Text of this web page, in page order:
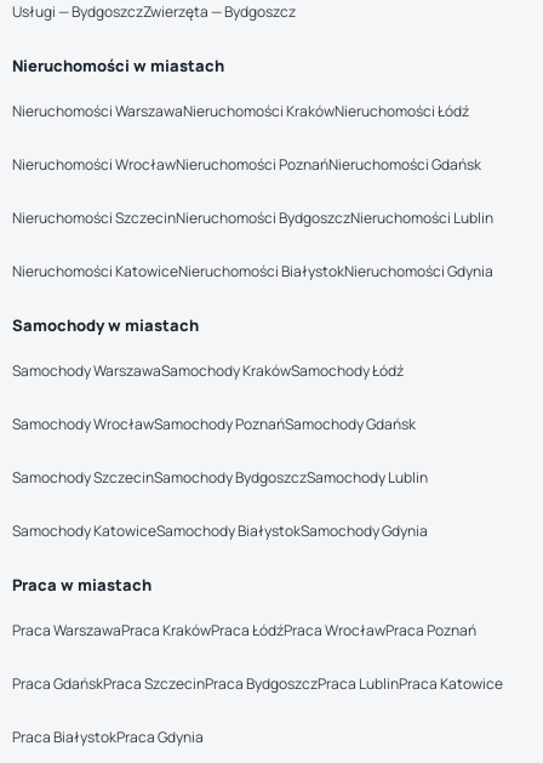
Usługi — BydgoszczZwierzęta — Bydgoszcz
Nieruchomości w miastach
Nieruchomości WarszawaNieruchomości KrakówNieruchomości Łódź
Nieruchomości WrocławNieruchomości PoznańNieruchomości Gdańsk
Nieruchomości SzczecinNieruchomości BydgoszczNieruchomości Lublin
Nieruchomości KatowiceNieruchomości BiałystokNieruchomości Gdynia
Samochody w miastach
Samochody WarszawaSamochody KrakówSamochody Łódź
Samochody WrocławSamochody PoznańSamochody Gdańsk
Samochody SzczecinSamochody BydgoszczSamochody Lublin
Samochody KatowiceSamochody BiałystokSamochody Gdynia
Praca w miastach
Praca WarszawaPraca KrakówPraca ŁódźPraca WrocławPraca Poznań
Praca GdańskPraca SzczecinPraca BydgoszczPraca LublinPraca Katowice
Praca BiałystokPraca Gdynia